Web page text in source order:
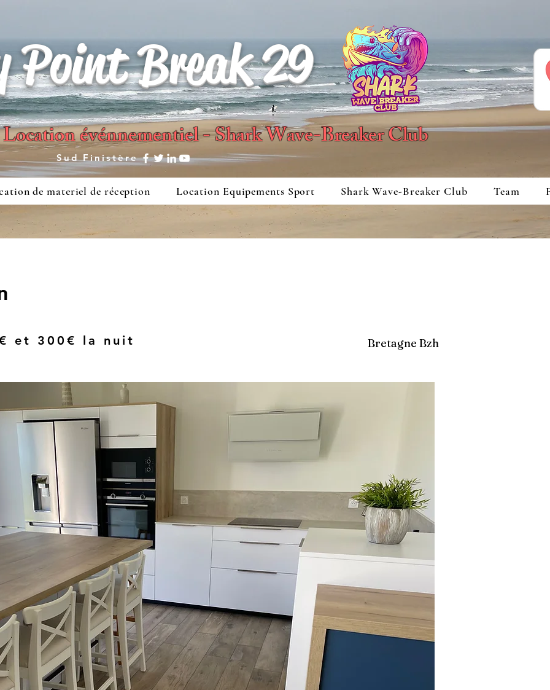
événnementiel - Shark Wave-Breaker Club
Point Break 29
Sud Finistère
de materiel de réception Location Equipements Sport Shark Wave-Breaker Club Team
et 300€ la nuit Bretagne Bzh